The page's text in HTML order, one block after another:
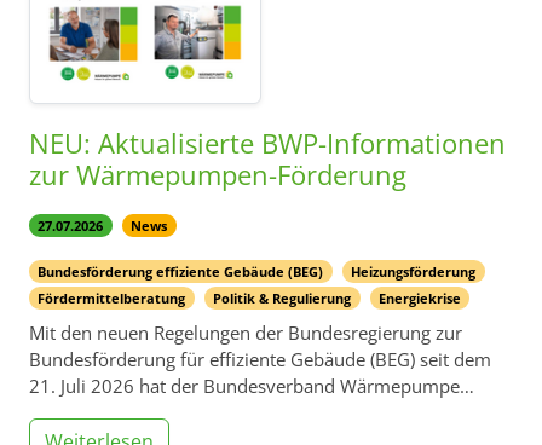
NEU: Aktualisierte BWP-Informationen
zur Wärmepumpen-Förderung
27.07.2026 News
Bundesförderung effiziente Gebäude (BEG)
Heizungsförderung
Fördermittelberatung
Politik & Regulierung Energiekrise
Mit den neuen Regelungen der Bundesregierung zur
Bundesförderung für effiziente Gebäude (BEG) seit dem
21. Juli 2026 hat der Bundesverband Wärmepumpe…